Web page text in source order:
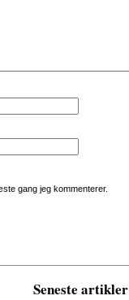
gang jeg kommenterer.
Seneste artikler